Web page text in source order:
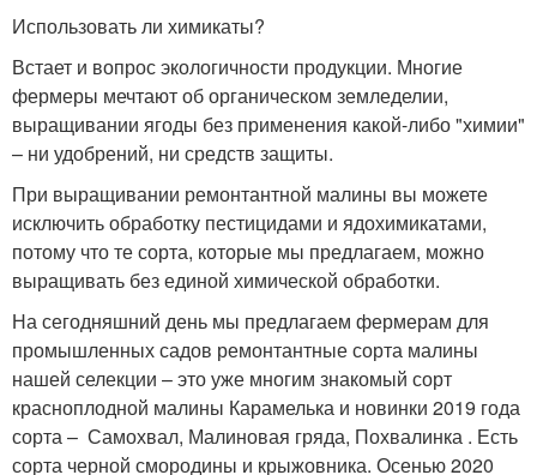
Использовать ли химикаты?
Встает и вопрос экологичности продукции. Многие
фермеры мечтают об органическом земледелии,
выращивании ягоды без применения какой-либо "химии"
– ни удобрений, ни средств защиты.
При выращивании ремонтантной малины вы можете
исключить обработку пестицидами и ядохимикатами,
потому что те сорта, которые мы предлагаем, можно
выращивать без единой химической обработки.
На сегодняшний день мы предлагаем фермерам для
промышленных садов ремонтантные сорта малины
нашей селекции – это уже многим знакомый сорт
красноплодной малины Карамелька и новинки 2019 года
сорта – Самохвал, Малиновая гряда, Похвалинка . Есть
сорта черной смородины и крыжовника. Осенью 2020